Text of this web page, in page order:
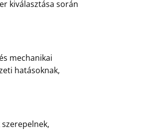
kiválasztása során
mechanikai
hatásoknak,